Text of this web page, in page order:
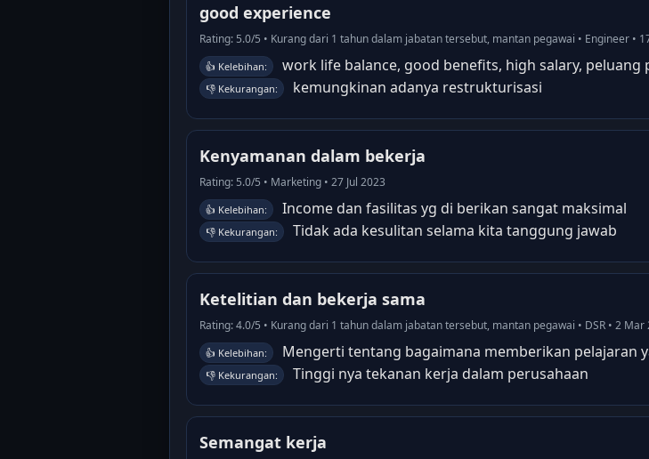
good experience
Rating: 5.0/5 • Kurang dari 1 tahun dalam jabatan tersebut, mantan pegawai • Engineer •
👍 Kelebihan: work life balance, good benefits, high salary,
👎 Kekurangan: kemungkinan adanya restrukturisasi
Kenyamanan dalam bekerja
Rating: 5.0/5 • Marketing • 27 Jul 2023
👍 Kelebihan: Income dan fasilitas yg di berikan sangat maksimal
👎 Kekurangan: Tidak ada kesulitan selama kita tanggung jawab
Ketelitian dan bekerja sama
Rating: 4.0/5 • Kurang dari 1 tahun dalam jabatan tersebut, mantan pegawai • DSR • 2 Mar
👍 Kelebihan: Mengerti tentang bagaimana memberikan pelajaran
👎 Kekurangan: Tinggi nya tekanan kerja dalam perusahaan
Semangat kerja